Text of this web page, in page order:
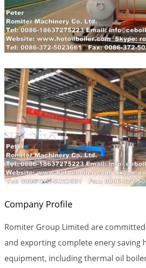
Company Profile
Romiter Group Limited are
and exporting complete enery saving
equipment, including thermal oil